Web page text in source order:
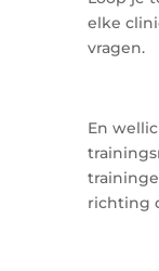
elke
vragen.
En
richting